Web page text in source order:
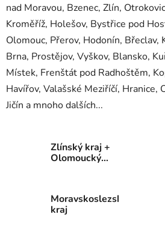
nad Moravou, Bzenec, Zlín,
Kroměříž, Holešov, Bystřice pod
Olomouc, Přerov, Hodonín, Břeclav,
Brna, Prostějov, Vyškov, Blansko,
Místek, Frenštát pod Radhoštěm,
Havířov, Valašské Meziříčí, Hranice,
Jičín a mnoho dalších...
Zlínský kraj +
Olomoucký
Moravskoslezský
kraj